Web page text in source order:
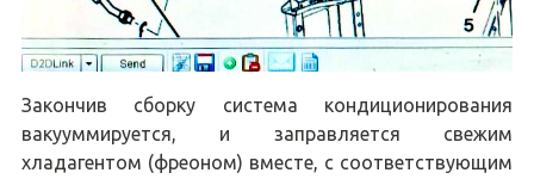
Закончив сборку система кондиционирования
вакууммируется, и заправляется свежим
хладагентом (фреоном) вместе, с соответствующим